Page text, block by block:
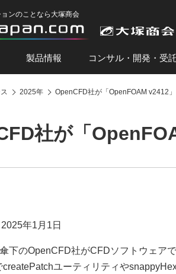
ンのことなら大塚商会
製品情報 コンサル・開発・受託
2025年 OpenCFD社が「OpenFOAM v2412
社が「
年1月1日
下のOpenCFD社がCFDソフトウェア
createPatchユーティリティや